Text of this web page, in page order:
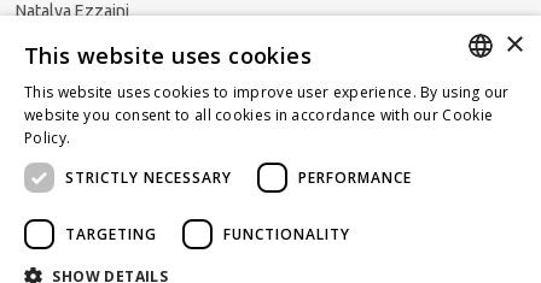
Natalya Ezzaini
S'abonner à la newsletter
GERMAN
×
This website uses cookies
This website uses cookies to improve user experience. By using our
website you consent to all cookies in accordance with our Cookie
Policy.
STRICTLY NECESSARY
PERFORMANCE
TARGETING FUNCTIONALITY
SHOW DETAILS